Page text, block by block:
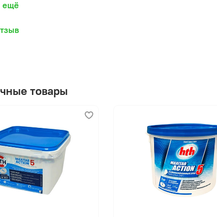
длительное действие хлора
подходит
помещается в скиммер или плавающий дозатор
постепенно растворяется в воде
хлор дезинфицирует воду
компоненты предотвращают рост
прозрачной и безопасной для купания
ещё
товары